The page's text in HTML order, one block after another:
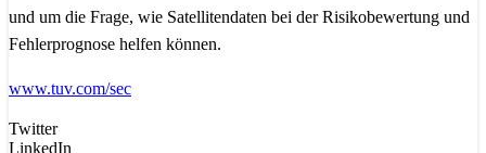
und um die Frage, wie Satellitendaten bei der Risikobewertung und
Fehlerprognose helfen können.
www.tuv.com/sec
Twitter
LinkedIn